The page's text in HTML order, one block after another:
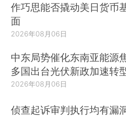
作巧思能否撬动美日货币
面
2026年08月06日
中东局势催化东南亚能源
多国出台光伏新政加速转
2026年08月06日
侦查起诉审判执行均有漏